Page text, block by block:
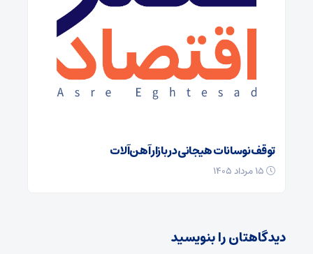
توقف نوسانات هیجانی در بازار آهن‌آلات
دیدگاهتان را بنویسید